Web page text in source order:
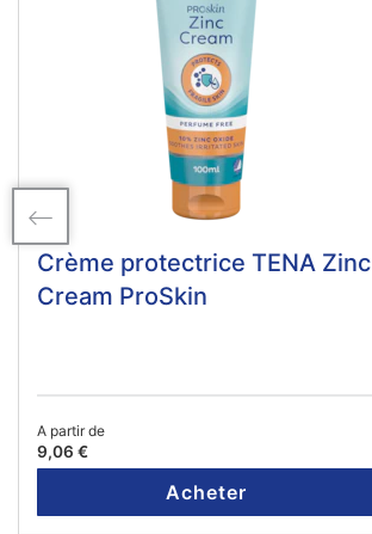
Crème protectrice TENA Zinc
Cream ProSkin
A partir de
9,06 €
Acheter